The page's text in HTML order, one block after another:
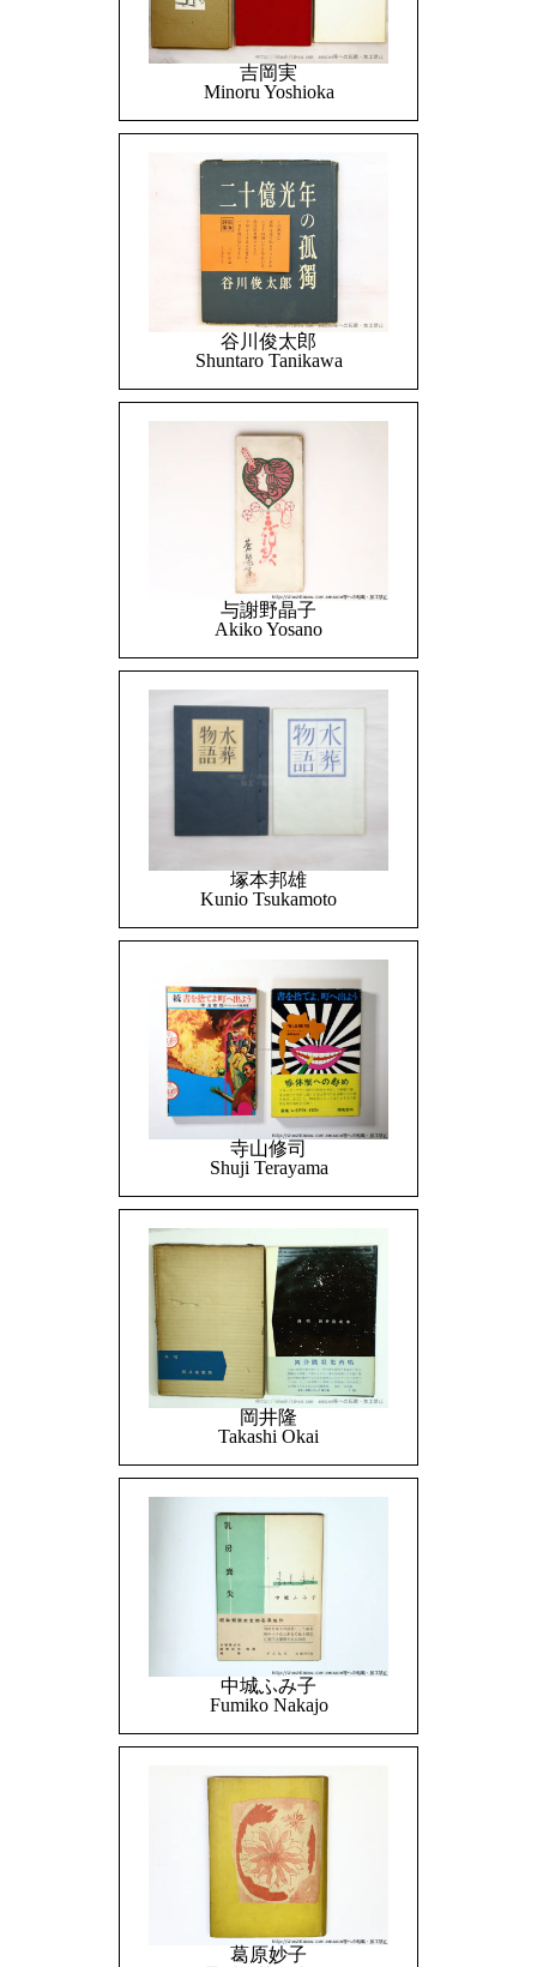
吉岡実
Minoru Yoshioka
谷川俊太郎
Shuntaro Tanikawa
与謝野晶子
Akiko Yosano
塚本邦雄
Kunio Tsukamoto
寺山修司
Shuji Terayama
岡井隆
Takashi Okai
中城ふみ子
Fumiko Nakajo
葛原妙子